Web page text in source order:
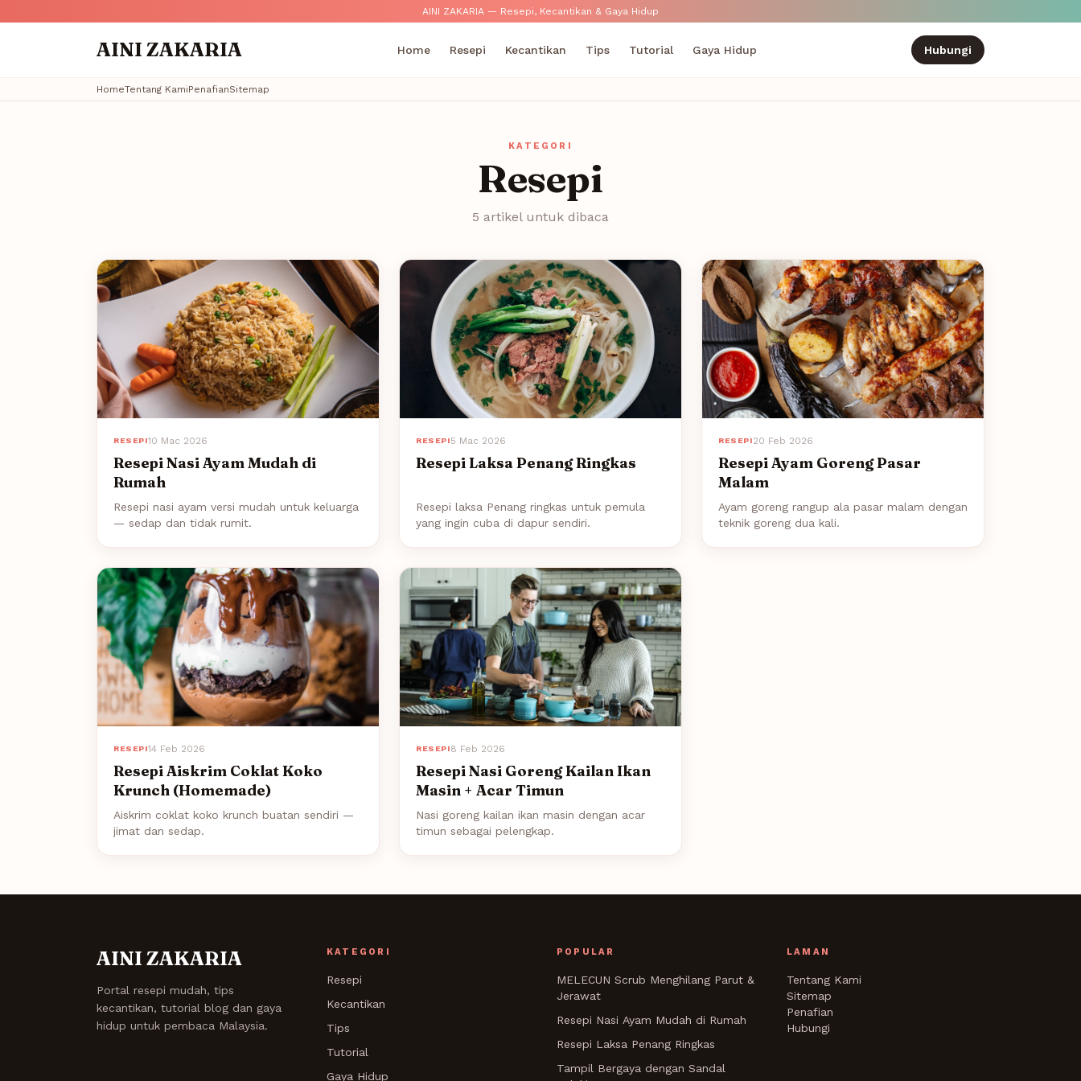
AINI ZAKARIA — Resepi, Kecantikan & Gaya Hidup
AINI ZAKARIA Home Resepi Kecantikan Tips Tutorial Gaya Hidup Hubungi
HomeTentang KamiPenafianSitemap
KATEGORI
Resepi
5 artikel untuk dibaca
RESEPI10 Mac 2026
Resepi Nasi Ayam Mudah di
Rumah
Resepi nasi ayam versi mudah untuk keluarga
— sedap dan tidak rumit.
RESEPI5 Mac 2026
Resepi Laksa Penang Ringkas
Resepi laksa Penang ringkas untuk pemula
yang ingin cuba di dapur sendiri.
RESEPI20 Feb 2026
Resepi Ayam Goreng Pasar
Malam
Ayam goreng rangup ala pasar malam dengan
teknik goreng dua kali.
RESEPI14 Feb 2026
Resepi Aiskrim Coklat Koko
Krunch (Homemade)
Aiskrim coklat koko krunch buatan sendiri —
jimat dan sedap.
RESEPI8 Feb 2026
Resepi Nasi Goreng Kailan Ikan
Masin + Acar Timun
Nasi goreng kailan ikan masin dengan acar
timun sebagai pelengkap.
AINI ZAKARIA
Portal resepi mudah, tips
kecantikan, tutorial blog dan gaya
hidup untuk pembaca Malaysia.
KATEGORI
Resepi
Kecantikan
Tips
Tutorial
Gaya Hidup
POPULAR
MELECUN Scrub Menghilang Parut &
Jerawat
Resepi Nasi Ayam Mudah di Rumah
Resepi Laksa Penang Ringkas
Tampil Bergaya dengan Sandal
LAMAN
Tentang Kami
Sitemap
Penafian
Hubungi